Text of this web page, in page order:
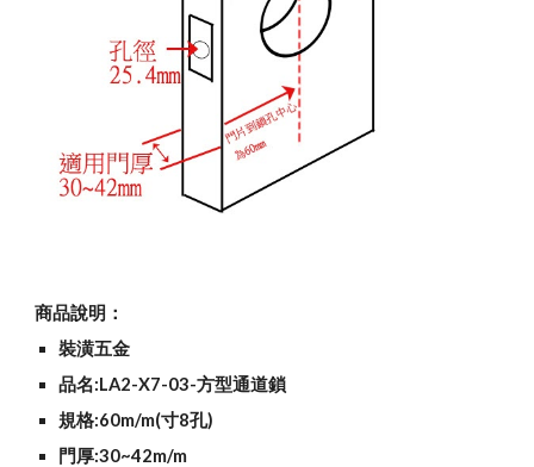
商品說明：
裝潢五金
品名:LA2-X7-03-方型通道鎖
規格:60m/m(寸8孔)
門厚:30~42m/m